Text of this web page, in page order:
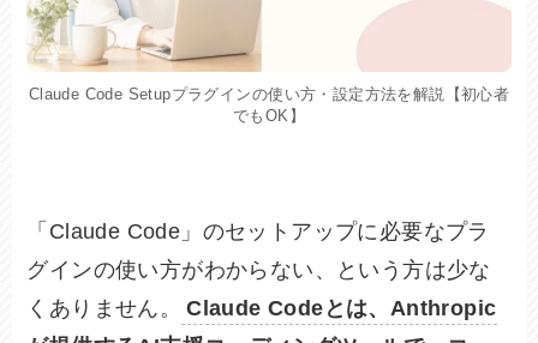
Claude Code Setupプラグインの使い方・設定方法を解説【初心者
でもOK】
「Claude Code」のセットアップに必要なプラ
グインの使い方がわからない、という方は少な
くありません。
Claude Codeとは、Anthropic